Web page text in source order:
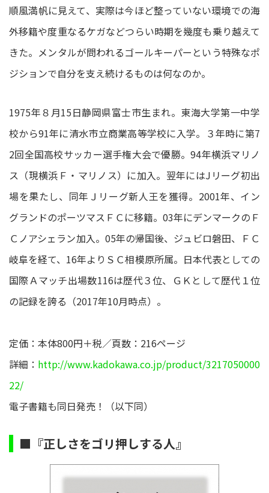
順風満帆に見えて、実際は今ほど整っていない環境での海
外移籍や度重なるケガなどつらい時期を幾度も乗り越えて
きた。メンタルが問われるゴールキーパーという特殊なポ
ジションで自分を支え続けるものは何なのか。
1975年８月15日静岡県富士市生まれ。東海大学第一中学
校から91年に清水市立商業高等学校に入学。３年時に第7
2回全国高校サッカー選手権大会で優勝。94年横浜マリノ
ス（現横浜Ｆ・マリノス）に加入。翌年にはJリーグ初出
場を果たし、同年Ｊリーグ新人王を獲得。2001年、イン
グランドのポーツマスＦＣに移籍。03年にデンマークのＦ
Ｃノアシェラン加入。05年の帰国後、ジュビロ磐田、ＦＣ
岐阜を経て、16年よりＳＣ相模原所属。日本代表としての
国際Ａマッチ出場数116は歴代３位、ＧＫとして歴代１位
の記録を誇る（2017年10月時点）。
定価：本体800円＋税／頁数：216ページ
詳細： http://www.kadokawa.co.jp/product/3217050000
22/
電子書籍も同日発売！（以下同）
■『正しさをゴリ押しする人』